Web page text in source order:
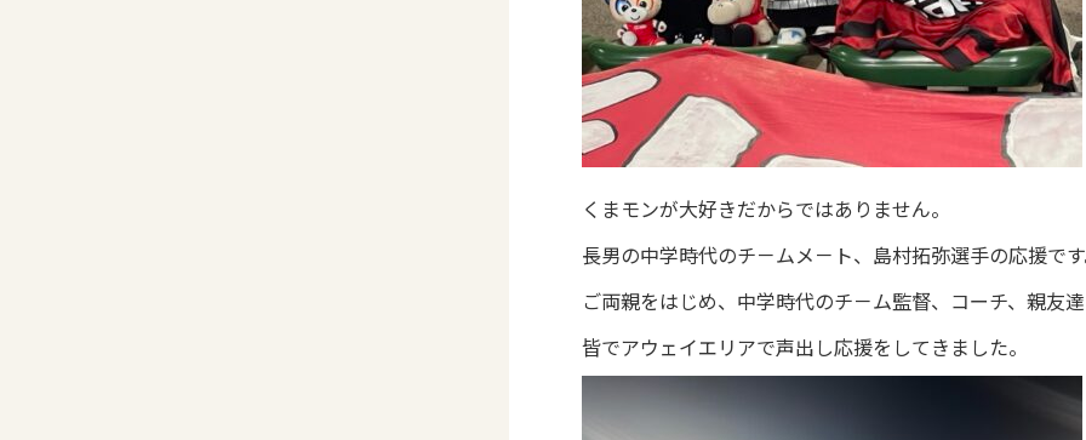
くまモンが大好きだからではありません。
長男の中学時代のチ－ムメ－ト、島村拓弥選手の応援で
ご両親をはじめ、中学時代のチ－ム監督、コーチ、親友
皆でアウェイエリアで声出し応援をしてきました。